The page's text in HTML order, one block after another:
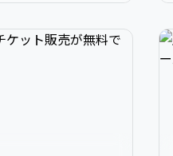
3 1 2